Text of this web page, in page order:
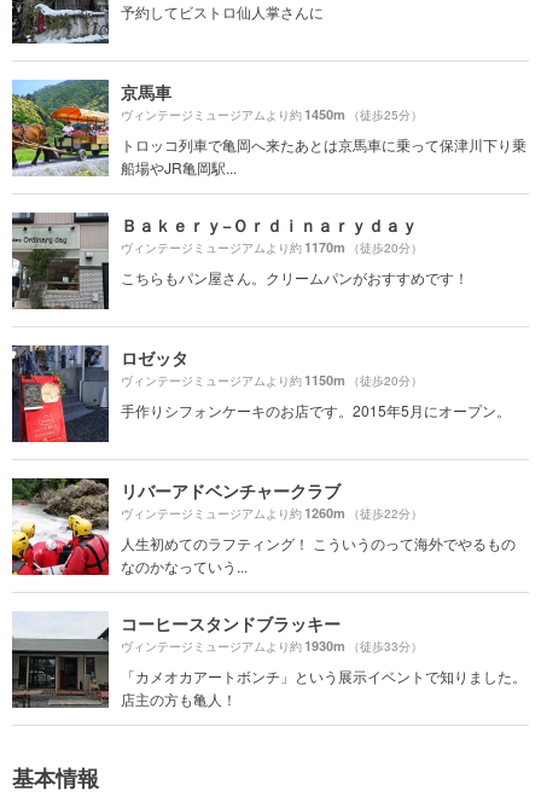
予約してビストロ仙人掌さんに
京馬車
ヴィンテージミュージアムより約1450m （徒歩25分）
トロッコ列車で亀岡へ来たあとは京馬車に乗って保津川下り乗
船場やJR亀岡駅...
Ｂａｋｅｒｙ−Ｏｒｄｉｎａｒｙｄａｙ
ヴィンテージミュージアムより約1170m （徒歩20分）
こちらもパン屋さん。クリームパンがおすすめです！
ロゼッタ
ヴィンテージミュージアムより約1150m （徒歩20分）
手作りシフォンケーキのお店です。2015年5月にオープン。
リバーアドベンチャークラブ
ヴィンテージミュージアムより約1260m （徒歩22分）
人生初めてのラフティング！ こういうのって海外でやるもの
なのかなっていう...
コーヒースタンドブラッキー
ヴィンテージミュージアムより約1930m （徒歩33分）
「カメオカアートボンチ」という展示イベントで知りました。
店主の方も亀人！
基本情報